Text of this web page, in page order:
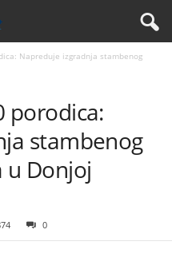
Napreduje izgradnja stambenog
porodica:
stambenog
u Donjoj
0